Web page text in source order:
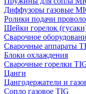
Диффузоры газовые
Ролики подачи
Шейки горелок
Сварочное
Сварочные аппараты
Блоки охлаждения
Сварочные горелки
Цанги
Цангодержатели и
Сопло газовое TIG